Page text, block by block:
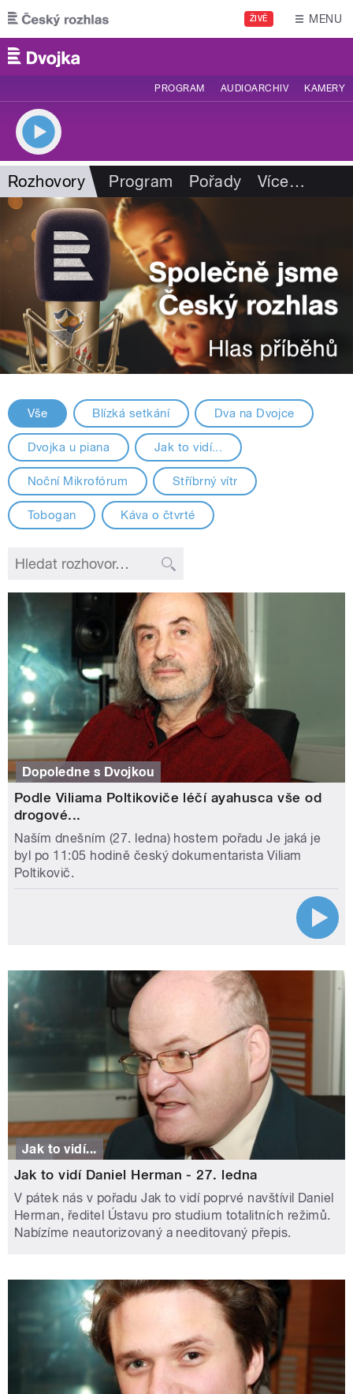
Přejít k hlavnímu obsahu
ŽIVĚ MENU
PROGRAM AUDIOARCHIV KAMERY
Rozhovory Program Pořady Více…
Vše Blízká setkání Dva na Dvojce
Dvojka u piana Jak to vidí...
Noční Mikrofórum Stříbrný vítr
Tobogan Káva o čtvrté
Dopoledne s Dvojkou
Podle Viliama Poltikoviče léčí ayahusca vše od
drogové...
Naším dnešním (27. ledna) hostem pořadu Je jaká je
byl po 11:05 hodině český dokumentarista Viliam
Poltikovič.
Jak to vidí...
Jak to vidí Daniel Herman - 27. ledna
V pátek nás v pořadu Jak to vidí poprvé navštívil Daniel
Herman, ředitel Ústavu pro studium totalitních režimů.
Nabízíme neautorizovaný a needitovaný přepis.